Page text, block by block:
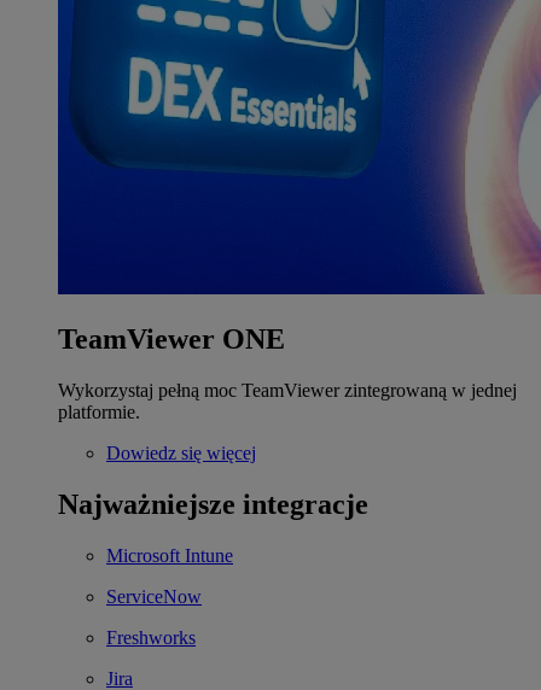
TeamViewer ONE
Wykorzystaj pełną moc TeamViewer zintegrowaną w jednej
platformie.
Dowiedz się więcej
Najważniejsze integracje
Microsoft Intune
ServiceNow
Freshworks
Jira